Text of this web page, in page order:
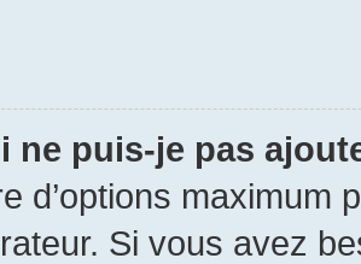
ne puis-je pas
d’options maximum
Si vous avez